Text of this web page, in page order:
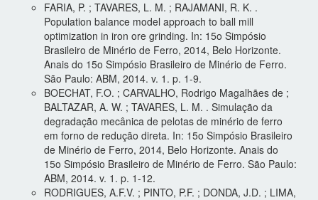
FARIA, P. ; TAVARES, L. M. ; RAJAMANI, R. K. .
Population balance model approach to ball mill
optimization in iron ore grinding. In: 15o Simpósio
Brasileiro de Minério de Ferro, 2014, Belo Horizonte.
Anais do 15o Simpósio Brasileiro de Minério de Ferro.
São Paulo: ABM, 2014. v. 1. p. 1-9.
BOECHAT, F.O. ; CARVALHO, Rodrigo Magalhães de ;
BALTAZAR, A. W. ; TAVARES, L. M. . Simulação da
degradação mecânica de pelotas de minério de ferro
em forno de redução direta. In: 15o Simpósio Brasileiro
de Minério de Ferro, 2014, Belo Horizonte. Anais do
15o Simpósio Brasileiro de Minério de Ferro. São Paulo:
ABM, 2014. v. 1. p. 1-12.
RODRIGUES, A.F.V. ; PINTO, P.F. ; DONDA, J.D. ; LIMA,